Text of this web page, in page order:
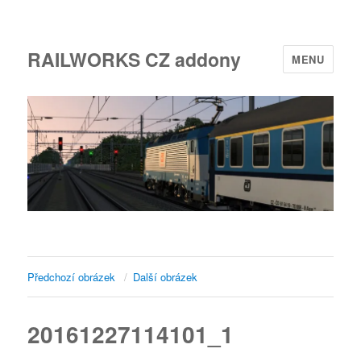
RAILWORKS CZ addony MENU
Předchozí obrázek Další obrázek
20161227114101_1